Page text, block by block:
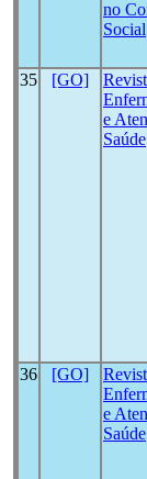
no
Social
35 [GO]
e
Saúde
36 [GO]
e
Saúde